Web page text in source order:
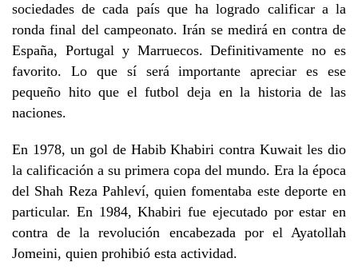
sociedades de cada país que ha logrado calificar a la
ronda final del campeonato. Irán se medirá en contra de
España, Portugal y Marruecos. Definitivamente no es
favorito. Lo que sí será importante apreciar es ese
pequeño hito que el futbol deja en la historia de las
naciones.
En 1978, un gol de Habib Khabiri contra Kuwait les dio
la calificación a su primera copa del mundo. Era la época
del Shah Reza Pahleví, quien fomentaba este deporte en
particular. En 1984, Khabiri fue ejecutado por estar en
contra de la revolución encabezada por el Ayatollah
Jomeini, quien prohibió esta actividad.